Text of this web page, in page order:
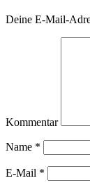
Deine E-Mail-
Kommentar
Name *
E-Mail *